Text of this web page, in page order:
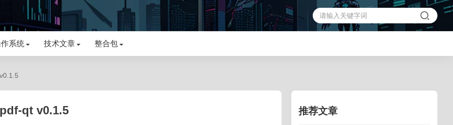
系统 技术文章 整合包
qt v0.1.5 推荐文章